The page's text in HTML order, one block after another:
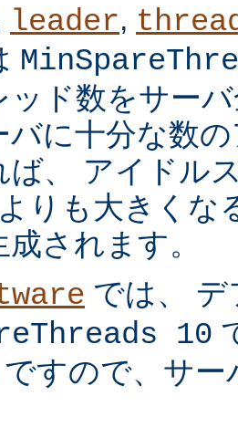
leader,
ッド数をサー
バに十分な数
ば、 アイドル
りも大きくな
されます。
では、
10
ですので、サ